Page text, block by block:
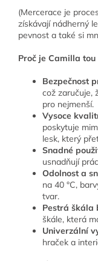
(Mercerace je
získávají nádherný
pevnost a také si
Proč je Camilla
Bezpečnost
což zaručuje,
pro nejmenší.
Vysoce
poskytuje
lesk, který
Snadné
usnadňují
Odolnost a
na 40 °C,
tvar.
Pestrá škála
škále, která
Univerzální
hraček a